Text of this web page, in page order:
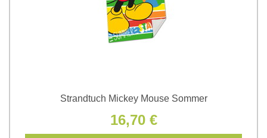
Strandtuch Mickey Mouse Sommer
16,70 €